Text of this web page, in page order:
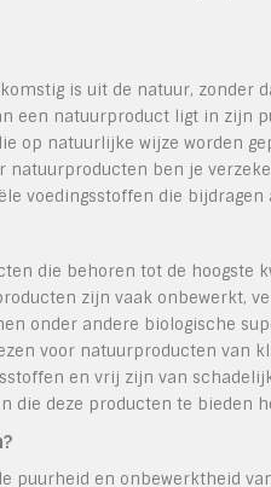
is uit de natuur, zonder
een natuurproduct ligt in zijn
op natuurlijke wijze worden
natuurproducten ben je
voedingsstoffen die bijdragen
die behoren tot de hoogste
zijn vaak onbewerkt,
onder andere biologische
voor natuurproducten van
en vrij zijn van
die deze producten te bieden
puurheid en onbewerktheid